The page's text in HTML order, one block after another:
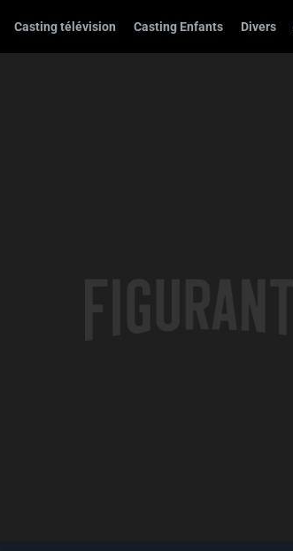
Casting télévision Casting Enfants Divers